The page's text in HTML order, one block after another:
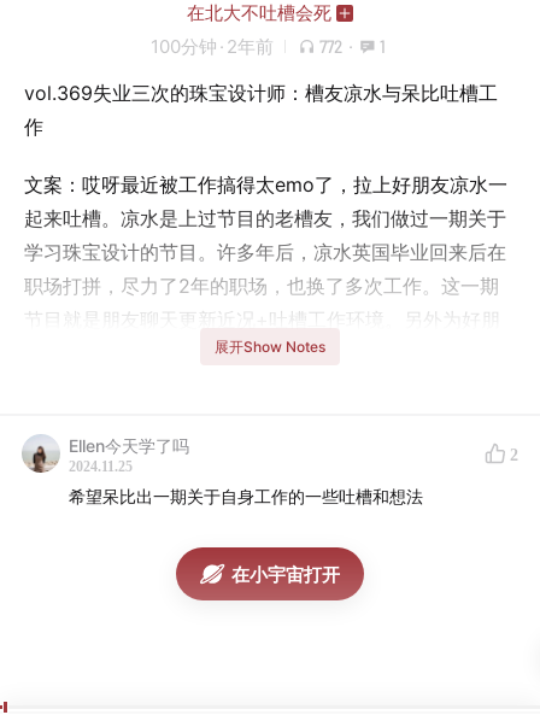
在北大不吐槽会死
100分钟 · 2年前 772 · 1
vol.369失业三次的珠宝设计师：槽友凉水与呆比吐槽工
作
文案：哎呀最近被工作搞得太emo了，拉上好朋友凉水一
起来吐槽。凉水是上过节目的老槽友，我们做过一期关于
学习珠宝设计的节目。许多年后，凉水英国毕业回来后在
职场打拼，尽力了2年的职场，也换了多次工作。这一期
节目就是朋友聊天更新近况+吐槽工作环境。另外为好朋
友凉水加入硬广，支持他的手工珠宝工作室：小🍠：@涼
剪辑：刘昭昭
图片：Colleenia·Z
展开Show Notes
Ellen今天学了吗
2024.11.25
2
希望呆比出一期关于自身工作的一些吐槽和想法
在小宇宙打开